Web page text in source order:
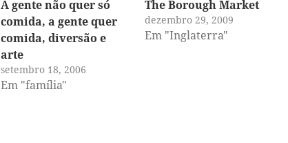
A gente não quer só
comida, a gente quer
comida, diversão e
arte
setembro 18, 2006
Em "família"
The Borough Market
dezembro 29, 2009
Em "Inglaterra"